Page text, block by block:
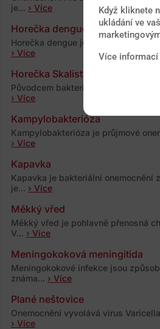
je... › Více
Horečka dengue
Horečka dengue je virové
› Více
Horečka Skalistých hor
Původcem bakteriálního
› Více
Kampylobakterióza
Kampylobakterióza je průjmové
› Více
Kapavka
Kapavka je bakteriální onemocnění
je... › Více
Měkký vřed
Měkký vřed je pohlavně přenosná
V... › Více
Meningokoková meningitida
Meningokokové infekce jsou
známa... › Více
Plané neštovice
Onemocnění vyvolává virus
› Více
Když kliknete
ukládání ve
Více